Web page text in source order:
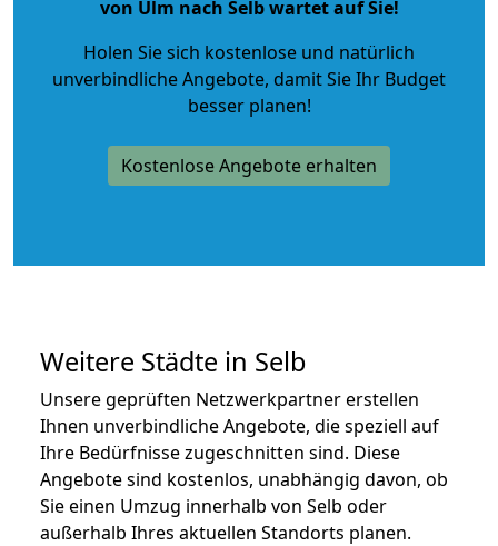
von Ulm nach Selb wartet auf Sie!
Holen Sie sich kostenlose und natürlich
unverbindliche Angebote, damit Sie Ihr Budget
besser planen!
Kostenlose Angebote erhalten
Weitere Städte in Selb
Unsere geprüften Netzwerkpartner erstellen
Ihnen unverbindliche Angebote, die speziell auf
Ihre Bedürfnisse zugeschnitten sind. Diese
Angebote sind kostenlos, unabhängig davon, ob
Sie einen Umzug innerhalb von Selb oder
außerhalb Ihres aktuellen Standorts planen.